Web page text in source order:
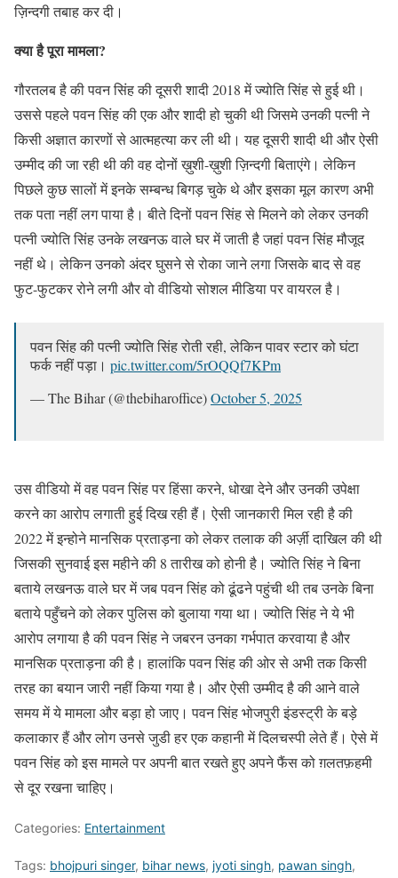
ज़िन्दगी तबाह कर दी।
क्या है पूरा मामला?
गौरतलब है की पवन सिंह की दूसरी शादी 2018 में ज्योति सिंह से हुई थी।
उससे पहले पवन सिंह की एक और शादी हो चुकी थी जिसमे उनकी पत्नी ने
किसी अज्ञात कारणों से आत्महत्या कर ली थी। यह दूसरी शादी थी और ऐसी
उम्मीद की जा रही थी की वह दोनों ख़ुशी-ख़ुशी ज़िन्दगी बिताएंगे। लेकिन
पिछले कुछ सालों में इनके सम्बन्ध बिगड़ चुके थे और इसका मूल कारण अभी
तक पता नहीं लग पाया है। बीते दिनों पवन सिंह से मिलने को लेकर उनकी
पत्नी ज्योति सिंह उनके लखनऊ वाले घर में जाती है जहां पवन सिंह मौजूद
नहीं थे। लेकिन उनको अंदर घुसने से रोका जाने लगा जिसके बाद से वह
फुट-फुटकर रोने लगी और वो वीडियो सोशल मीडिया पर वायरल है।
पवन सिंह की पत्नी ज्योति सिंह रोती रही, लेकिन पावर स्टार को घंटा
फर्क नहीं पड़ा। pic.twitter.com/5rOQQf7KPm
— The Bihar (@thebiharoffice)October 5, 2025
उस वीडियो में वह पवन सिंह पर हिंसा करने, धोखा देने और उनकी उपेक्षा
करने का आरोप लगाती हुई दिख रही हैं। ऐसी जानकारी मिल रही है की
2022 में इन्होने मानसिक प्रताड़ना को लेकर तलाक की अर्ज़ी दाखिल की थी
जिसकी सुनवाई इस महीने की 8 तारीख को होनी है। ज्योति सिंह ने बिना
बताये लखनऊ वाले घर में जब पवन सिंह को ढूंढने पहुंची थी तब उनके बिना
बताये पहुँचने को लेकर पुलिस को बुलाया गया था। ज्योति सिंह ने ये भी
आरोप लगाया है की पवन सिंह ने जबरन उनका गर्भपात करवाया है और
मानसिक प्रताड़ना की है। हालांकि पवन सिंह की ओर से अभी तक किसी
तरह का बयान जारी नहीं किया गया है। और ऐसी उम्मीद है की आने वाले
समय में ये मामला और बड़ा हो जाए। पवन सिंह भोजपुरी इंडस्ट्री के बड़े
कलाकार हैं और लोग उनसे जुडी हर एक कहानी में दिलचस्पी लेते हैं। ऐसे में
पवन सिंह को इस मामले पर अपनी बात रखते हुए अपने फैंस को ग़लतफ़हमी
से दूर रखना चाहिए।
Categories: Entertainment
Tags: bhojpuri singer, bihar news, jyoti singh, pawan singh,